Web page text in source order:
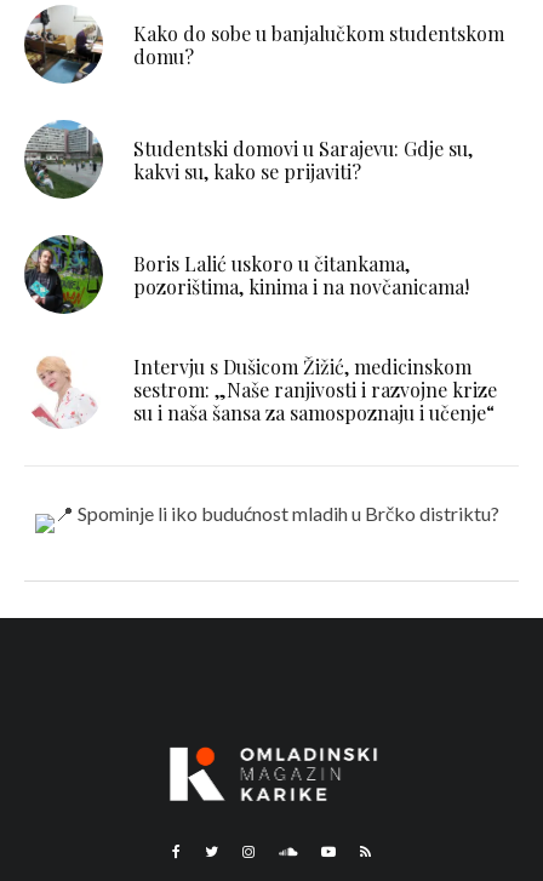
Kako do sobe u banjalučkom studentskom
domu?
Studentski domovi u Sarajevu: Gdje su,
kakvi su, kako se prijaviti?
Boris Lalić uskoro u čitankama,
pozorištima, kinima i na novčanicama!
Intervju s Dušicom Žižić, medicinskom
sestrom: „Naše ranjivosti i razvojne krize
su i naša šansa za samospoznaju i učenje“